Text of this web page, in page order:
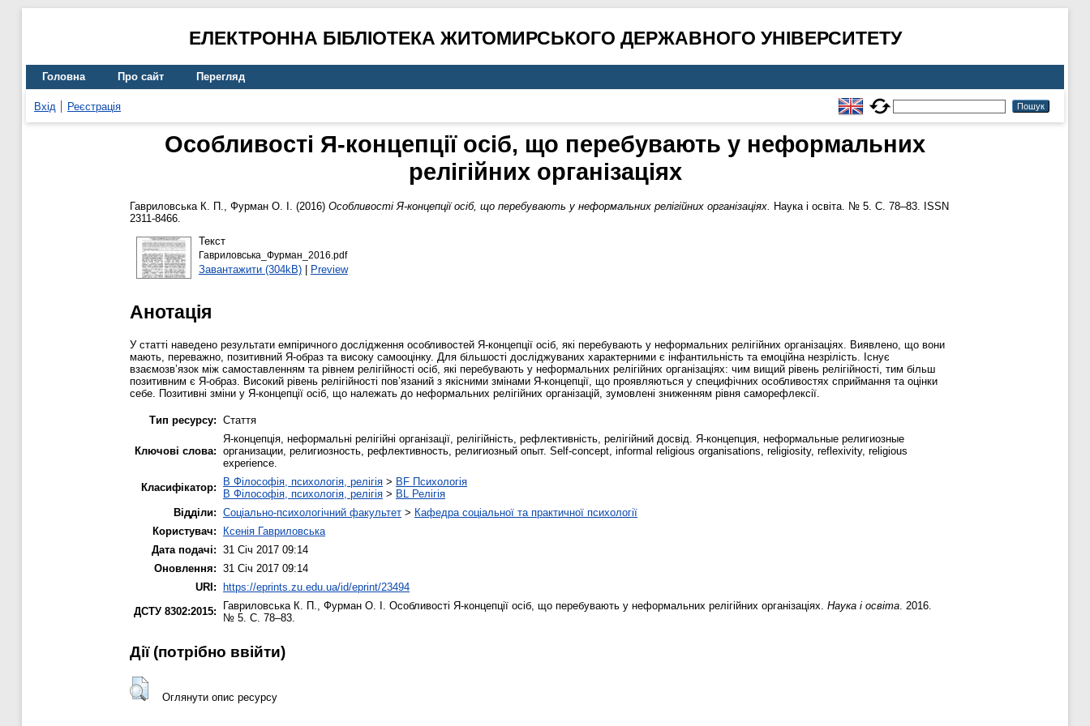
ЕЛЕКТРОННА БІБЛІОТЕКА ЖИТОМИРСЬКОГО ДЕРЖАВНОГО УНІВЕРСИТЕТУ
Головна Про сайт Перегляд
Вхід Реєстрація
Особливості Я-концепції осіб, що перебувають у неформальних
релігійних організаціях
Гавриловська К. П., Фурман О. І. (2016) Особливості Я-концепції осіб, що перебувають у неформальних релігійних організаціях. Наука і освіта. № 5. С. 78–83. ISSN
2311-8466.
Текст
Гавриловська_Фурман_2016.pdf
Завантажити (304kB)| Preview
Анотація
У статті наведено результати емпіричного дослідження особливостей Я-концепції осіб, які перебувають у неформальних релігійних організаціях. Виявлено, що вони
мають, переважно, позитивний Я-образ та високу самооцінку. Для більшості досліджуваних характерними є інфантильність та емоційна незрілість. Існує
взаємозв’язок між самоставленням та рівнем релігійності осіб, які перебувають у неформальних релігійних організаціях: чим вищий рівень релігійності, тим більш
позитивним є Я-образ. Високий рівень релігійності пов’язаний з якісними змінами Я-концепції, що проявляються у специфічних особливостях сприймання та оцінки
себе. Позитивні зміни у Я-концепції осіб, що належать до неформальних релігійних організацій, зумовлені зниженням рівня саморефлексії.
Тип ресурсу: Стаття
Ключові слова:
Я-концепція, неформальні релігійні організації, релігійність, рефлективність, релігійний досвід. Я-концепция, неформальные религиозные
организации, религиозность, рефлективность, религиозный опыт. Self-concept, informal religious organisations, religiosity, reflexivity, religious
experience.
Класифікатор:
B Філософія, психологія, релігія > BF Психологія
B Філософія, психологія, релігія > BL Релігія
Відділи: Соціально-психологічний факультет > Кафедра соціальної та практичної психології
Користувач:
Ксенія Гавриловська
Дата подачі: 31 Січ 2017 09:14
Оновлення: 31 Січ 2017 09:14
URI: https://eprints.zu.edu.ua/id/eprint/23494
ДСТУ 8302:2015:
Гавриловська К. П. Фурман О. І. Особливості Я-концепції осіб, що перебувають у неформальних релігійних організаціях. Наука і освіта . 2016.
№ 5. С. 78–83.
Дії ​​(потрібно ввійти)
Оглянути опис ресурсу